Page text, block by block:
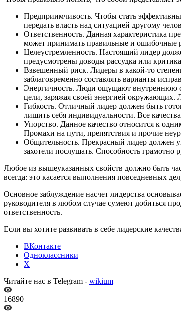
Предприимчивость. Чтобы стать
передать власть над ситуацией другому
Ответственность. Данная характеристика
может принимать правильные и ошибочные
Целеустремленность. Настоящий лидер
предусмотрены доводы рассудка или
Взвешенный риск. Лидеры в какой-то
заблаговременно составлять варианты
Энергичность. Люди ощущают внутреннюю
цели, заряжая своей энергией окружающих.
Гибкость. Отличный лидер должен быть
лишить себя индивидуальности. Все
Упорство. Данное качество относится к
Промахи на пути, препятствия и прочие
Общительность. Прекрасный лидер должен
захотели послушать. Способность
Любое из вышеуказанных свойств должно быть
всегда: это касается выполнения повседневных
Основное заблуждение насчет лидерства
руководителя в любом случае сумеют добиться
ответственность.
Если вы хотите развивать в себе лидерские
ВКонтакте
Одноклассники
X
Читайте нас в Telegram - wikium
16890